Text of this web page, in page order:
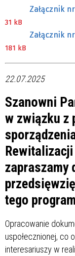
Załącznik
31 kB
Załącznik
181 kB
22.07.2025
Szanowni
w związku z
zapraszamy
tego
Opracowanie
uspołecznionej, co
interesariuszy w